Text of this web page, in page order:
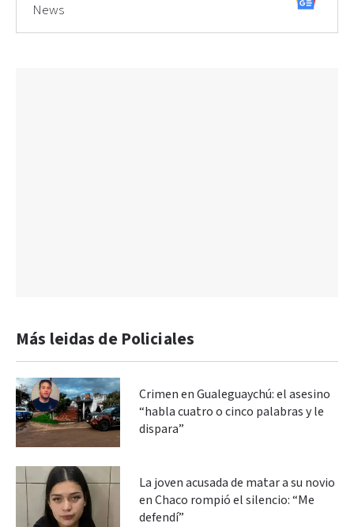
News
Más leidas de Policiales
Crimen en Gualeguaychú: el asesino
“habla cuatro o cinco palabras y le
dispara”
La joven acusada de matar a su novio
en Chaco rompió el silencio: “Me
defendí”